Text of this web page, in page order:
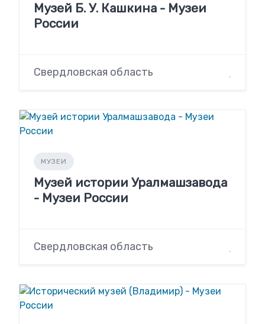
Музей Б. У. Кашкина - Музеи
России
Свердловская область
МУЗЕИ
Музей истории Уралмашзавода
- Музеи России
Свердловская область